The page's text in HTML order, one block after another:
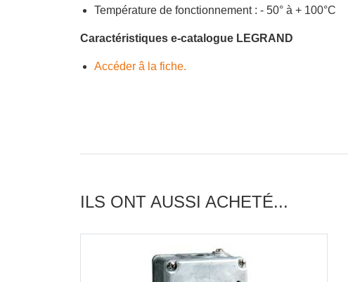
Température de fonctionnement : - 50° à + 100°C
Caractéristiques e-catalogue LEGRAND
Accéder â la fiche.
ILS ONT AUSSI ACHETÉ...